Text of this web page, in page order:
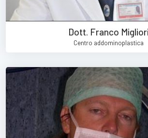
Dott. Franco Migliori
Centro addominoplastica